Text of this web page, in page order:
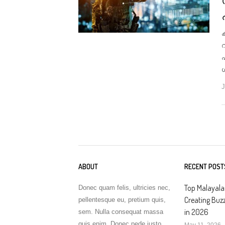
ABOUT
Donec quam felis, ultricies nec,
pellentesque eu, pretium quis,
sem. Nulla consequat massa
RECENT
Top
Creating
in 2026